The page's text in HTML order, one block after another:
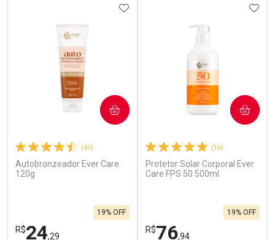
(41)
Autobronzeador Ever Care
120g
R$24,29
19% OFF
ADICIONAR AOS FAVORITOS
COMPRAR
(16)
Protetor Solar Corporal Ever
Care FPS 50 500ml
R$76,94
19% OFF
COMPRAR